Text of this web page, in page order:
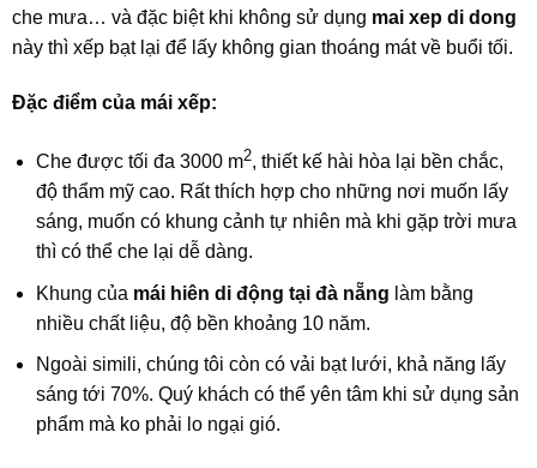
che mưa… và đặc biệt khi không sử dụng mai xep di dong
này thì xếp bạt lại để lấy không gian thoáng mát về buổi tối.
Đặc điểm của mái xếp:
Che được tối đa 3000 m2, thiết kế hài hòa lại bền chắc,
độ thẩm mỹ cao. Rất thích hợp cho những nơi muốn lấy
sáng, muốn có khung cảnh tự nhiên mà khi gặp trời mưa
thì có thể che lại dễ dàng.
Khung của mái hiên di động tại đà nẵng làm bằng
nhiều chất liệu, độ bền khoảng 10 năm.
Ngoài simili, chúng tôi còn có vải bạt lưới, khả năng lấy
sáng tới 70%. Quý khách có thể yên tâm khi sử dụng sản
phẩm mà ko phải lo ngại gió.